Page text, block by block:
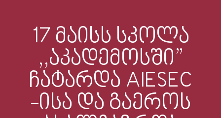
17 მაისს სკოლა
,,აკადემოსში”
ჩატარდა AIESEC
-ისა და გაეროს